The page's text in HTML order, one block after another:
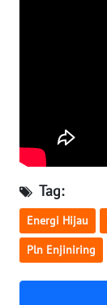
Tag:
Energi Hijau
Pln Enjiniring
WN
KALTENG
WN
KALTARA